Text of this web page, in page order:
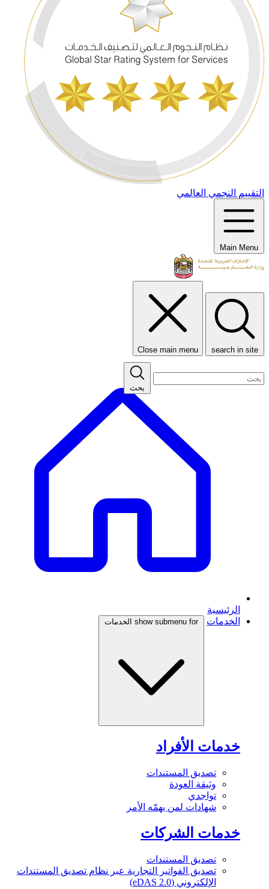
التقييم النجمي العالمي
Main Menu
search in site
Close main menu
بحث
الرئيسية
الخدمات
show submenu for الخدمات
خدمات الأفراد
تصديق المستندات
وثيقة العودة
تواجدي
شهادات لمن يهمّه الأمر
خدمات الشركات
تصديق المستندات
تصديق الفواتير التجارية عبر نظام تصديق المستندات
الإلكتروني (eDAS 2.0)